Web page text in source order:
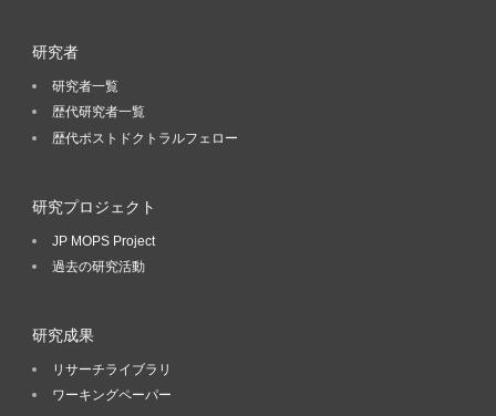
研究者
研究者一覧
歴代研究者一覧
歴代ポストドクトラルフェロー
研究プロジェクト
JP MOPS Project
過去の研究活動
研究成果
リサーチライブラリ
ワーキングペーパー